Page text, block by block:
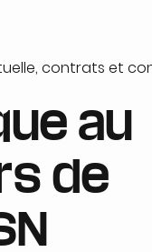
contrats et
au
de